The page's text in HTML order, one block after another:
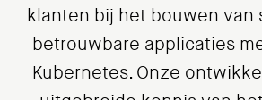
klanten bij het bouwen van
betrouwbare applicaties
Kubernetes. Onze